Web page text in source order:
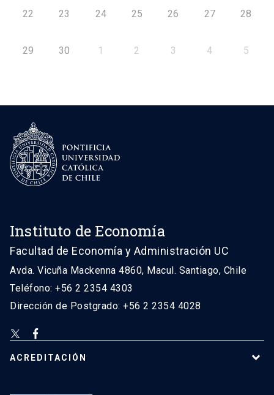
22 23 24 25 26 27 28
29 30 1 2 3 4 5
Instituto de Economía
Facultad de Economía y Administración UC
Avda. Vicuña Mackenna 4860, Macul. Santiago, Chile
Teléfono: +56 2 2354 4303
Dirección de Postgrado: +56 2 2354 4028
ACREDITACIÓN